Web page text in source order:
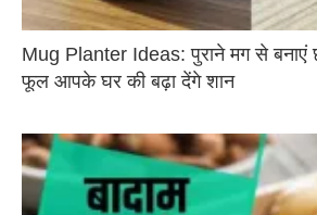
Mug Planter Ideas: पुराने मग से बनाएं
फूल आपके घर की बढ़ा देंगे शान